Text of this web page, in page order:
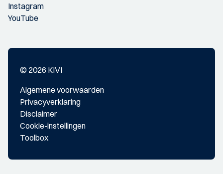
Instagram
YouTube
© 2026 KIVI
Algemene voorwaarden
Privacyverklaring
Disclaimer
Cookie-instellingen
Toolbox